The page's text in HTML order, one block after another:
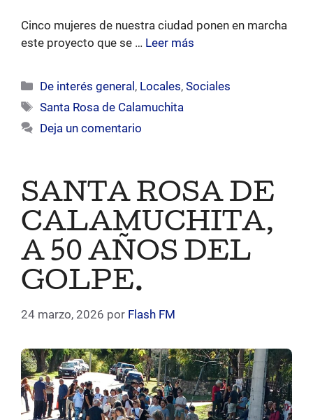
Cinco mujeres de nuestra ciudad ponen en marcha
este proyecto que se … Leer más
Categorías
De interés general, Locales,Sociales
Etiquetas
Santa Rosa de Calamuchita
Deja un comentario
SANTA ROSA DE
CALAMUCHITA,
A 50 AÑOS DEL
GOLPE.
24 marzo, 2026 por Flash FM